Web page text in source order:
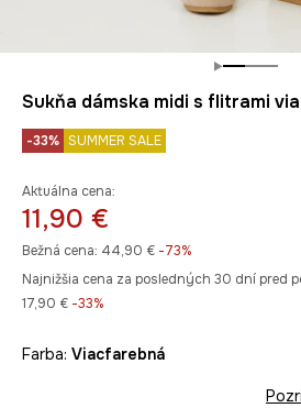
Sukňa dámska midi s flitrami
-33% SUMMER SALE
Aktuálna cena:
11,90 €
Bežná cena: 44,90 € -73%
Najnižšia cena za posledných 30 dní pred
17,90 € -33%
Farba: viacfarebná